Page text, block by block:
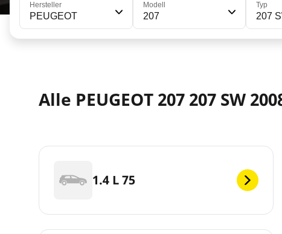
Hersteller
PEUGEOT
Modell
207
Typ
207
Alle PEUGEOT 207 207 SW
1.4 L 75